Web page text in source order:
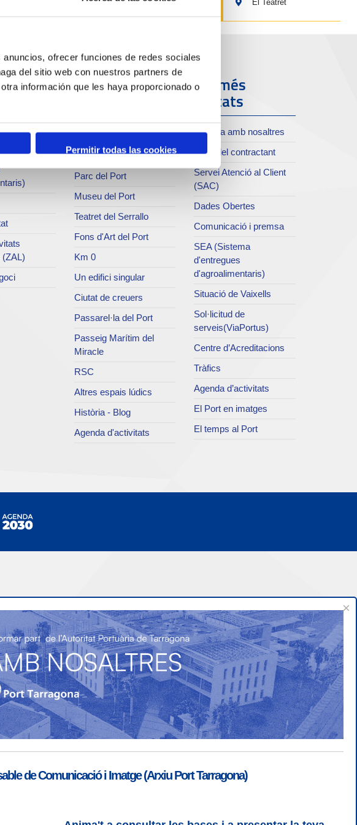
ofrecer funciones de redes sociales
del sitio web con nuestros partners de
información que les haya proporcionado o
Permitir todas las cookies
El Teatret
(ZAL)
Port i Ciutat
Arxiu del Port
Servei de publicacions
Parc del Port
Museu del Port
Teatret del Serrallo
Fons d'Art del Port
Km 0
Un edifici singular
Ciutat de creuers
Passarel·la del Port
Passeig Marítim del
Miracle
RSC
Altres espais lúdics
Història - Blog
Agenda d'activitats
Els més
visitats
Treballa amb nosaltres
Perfil del contractant
Servei Atenció al Client
(SAC)
Dades Obertes
Comunicació i premsa
SEA (Sistema
d'entregues
d'agroalimentaris)
Situació de Vaixells
Sol·licitud de
serveis(ViaPortus)
Centre d’Acreditacions
Tràfics
Agenda d’activitats
El Port en imatges
El temps al Port
d'interès Confiança i seguretat ×
de Comunicació i Imatge (Arxiu Port Tarragona)